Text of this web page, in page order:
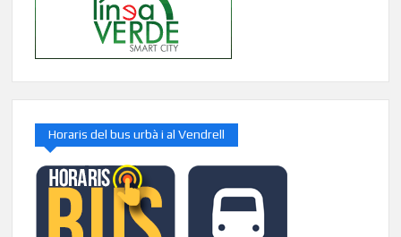
Horaris del bus urbà i al Vendrell